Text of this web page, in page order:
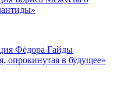
Фёдора Гайды
опрокинутая в будущее»